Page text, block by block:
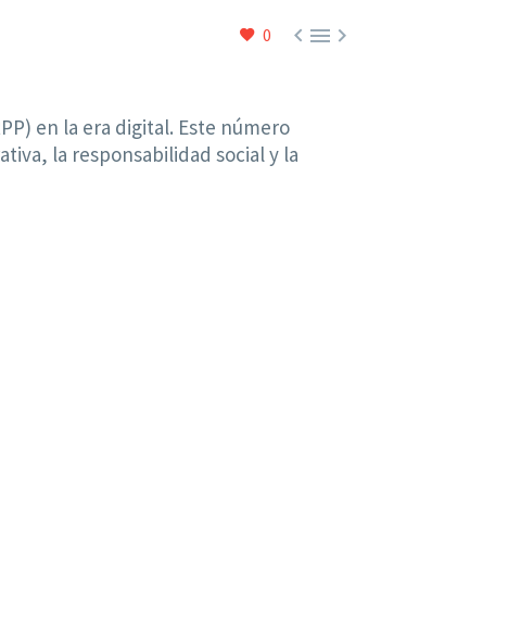
0 
en la era digital. Este número
la responsabilidad social y la